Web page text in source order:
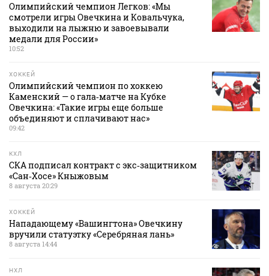
Олимпийский чемпион Легков: «Мы
смотрели игры Овечкина и Ковальчука,
выходили на лыжню и завоевывали
медали для России»
10:52
ХОККЕЙ
Олимпийский чемпион по хоккею
Каменский — о гала‑матче на Кубке
Овечкина: «Такие игры еще больше
объединяют и сплачивают нас»
09:42
КХЛ
СКА подписал контракт с экс‑защитником
«Сан‑Хосе» Кныжовым
8 августа 20:29
ХОККЕЙ
Нападающему «Вашингтона» Овечкину
вручили статуэтку «Серебряная лань»
8 августа 14:44
НХЛ